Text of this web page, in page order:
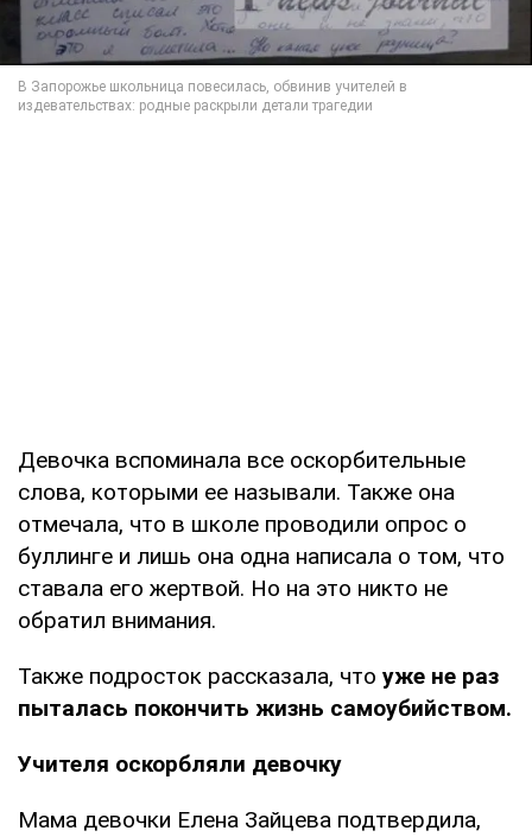
Девочка вспоминала все оскорбительные
слова, которыми ее называли. Также она
отмечала, что в школе проводили опрос о
буллинге и лишь она одна написала о том, что
ставала его жертвой. Но на это никто не
обратил внимания.
Также подросток рассказала, что уже не раз
пыталась покончить жизнь самоубийством.
Учителя оскорбляли девочку
Мама девочки Елена Зайцева подтвердила,